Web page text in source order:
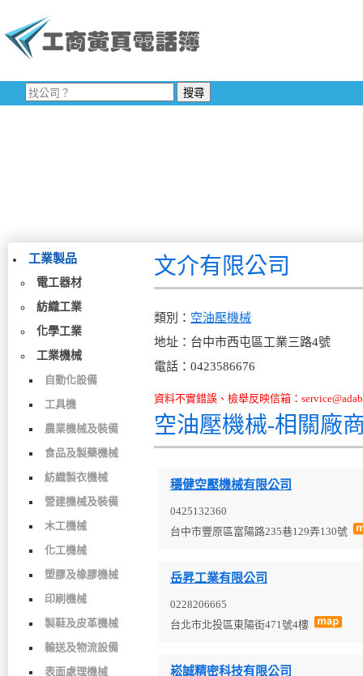
工業製品
電工器材
紡織工業
化學工業
工業機械
自動化設備
工具機
農業機械及裝備
食品及製藥機械
紡織製衣機械
營建機械及裝備
木工機械
化工機械
塑膠及橡膠機械
印刷機械
製鞋及皮革機械
輸送及物流設備
表面處理機械
文介有限公司
類別： 空油壓機械
地址：台中市西屯區工業三路4號
電話：0423586676
資料不實錯誤、檢舉反映信箱：
空油壓機械-相關廠
穩健空壓機械有限公司
0425132360
台中市豐原區富陽路235巷129弄130號
岳昇工業有限公司
0228206665
台北市北投區東陽街471號4樓
崧誠精密科技有限公司